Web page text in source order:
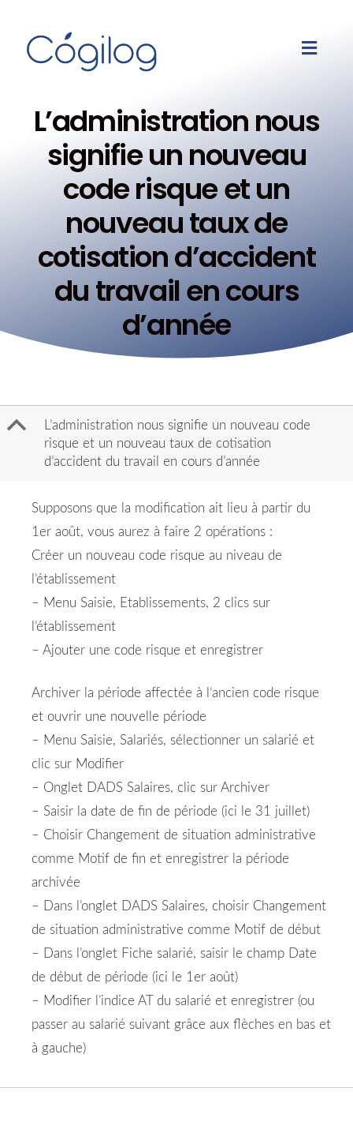
L’administration nous
signifie un nouveau
code risque et un
nouveau taux de
cotisation d’accident
du travail en cours
d’année
B
L’administration nous signifie un nouveau code
risque et un nouveau taux de cotisation
d’accident du travail en cours d’année
Supposons que la modification ait lieu à partir du
1er août, vous aurez à faire 2 opérations :
Créer un nouveau code risque au niveau de
l’établissement
– Menu Saisie, Etablissements, 2 clics sur
l’établissement
– Ajouter une code risque et enregistrer
Archiver la période affectée à l’ancien code risque
et ouvrir une nouvelle période
– Menu Saisie, Salariés, sélectionner un salarié et
clic sur Modifier
– Onglet DADS Salaires, clic sur Archiver
– Saisir la date de fin de période (ici le 31 juillet)
– Choisir Changement de situation administrative
comme Motif de fin et enregistrer la période
archivée
– Dans l’onglet DADS Salaires, choisir Changement
de situation administrative comme Motif de début
– Dans l’onglet Fiche salarié, saisir le champ Date
de début de période (ici le 1er août)
– Modifier l’indice AT du salarié et enregistrer (ou
passer au salarié suivant grâce aux flèches en bas et
à gauche)